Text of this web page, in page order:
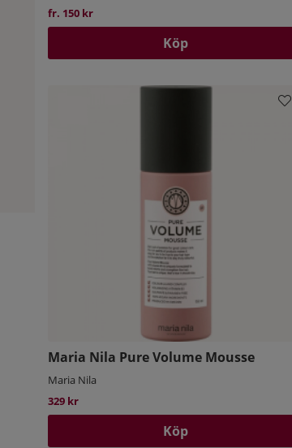
fr. 150 kr
Köp
Maria Nila Pure Volume Mousse
Maria Nila
329 kr
Köp